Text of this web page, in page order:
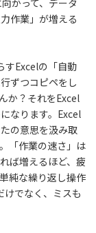
かって、データ
作業」が増える
すExcelの「自動
ずつコピペをし
か？それをExcel
なります。Excel
の意思を汲み取
「作業の速さ」は
ば増えるほど、疲
純な繰り返し操作
けでなく、ミスも